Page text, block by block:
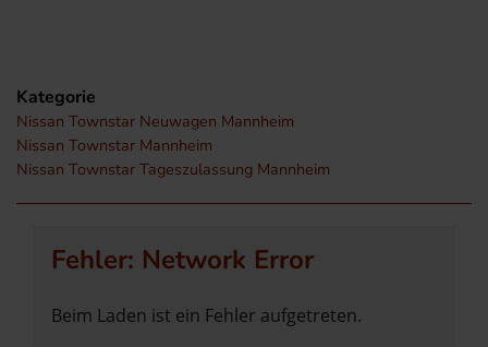
Kategorie
Nissan Townstar Neuwagen Mannheim
Nissan Townstar Mannheim
Nissan Townstar Tageszulassung Mannheim
Fehler: Network Error
Beim Laden ist ein Fehler aufgetreten.